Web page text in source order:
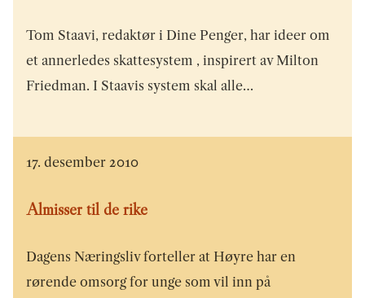
Tom Staavi, redaktør i Dine Penger, har ideer om
et annerledes skattesystem , inspirert av Milton
Friedman. I Staavis system skal alle…
17. desember 2010
Almisser til de rike
Dagens Næringsliv forteller at Høyre har en
rørende omsorg for unge som vil inn på